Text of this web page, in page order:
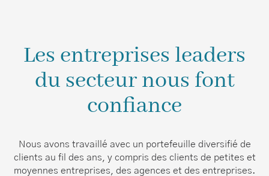
Les entreprises leaders
du secteur nous font
confiance
Nous avons travaillé avec un portefeuille diversifié de
clients au fil des ans, y compris des clients de petites et
moyennes entreprises, des agences et des entreprises.